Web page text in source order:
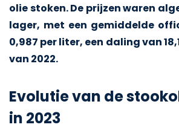
olie stoken. De prijzen waren
lager, met een gemiddelde
0,987 per liter, een daling van
van 2022.
Evolutie van de
in 2023